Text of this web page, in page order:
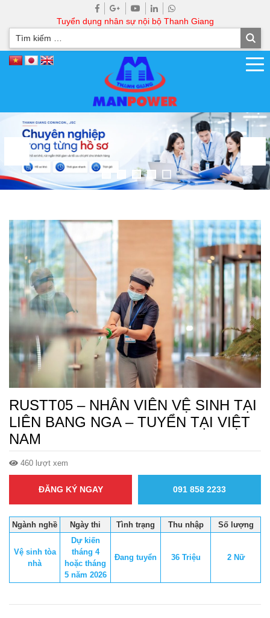
Tuyển dụng nhân sự nội bộ Thanh Giang
RUSTT05 – NHÂN VIÊN VỆ SINH TẠI
LIÊN BANG NGA – TUYỂN TẠI VIỆT
NAM
460 lượt xem
ĐĂNG KÝ NGAY 091 858 2233
Ngành nghề Ngày thi Tình trạng Thu nhập Số lượng
Vệ sinh tòa
nhà
Dự kiến
tháng 4
hoặc tháng
5 năm 2026
Đang tuyển 36 Triệu 2 Nữ